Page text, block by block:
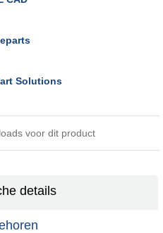
Solutions
voor dit product
details